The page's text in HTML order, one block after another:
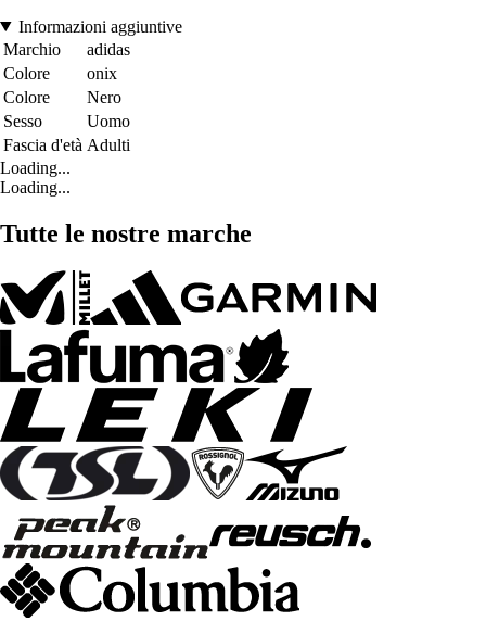
Informazioni aggiuntive
Marchio
adidas
Colore
onix
Colore
Nero
Sesso
Uomo
Fascia d'età Adulti
Loading...
Loading...
Tutte le nostre marche